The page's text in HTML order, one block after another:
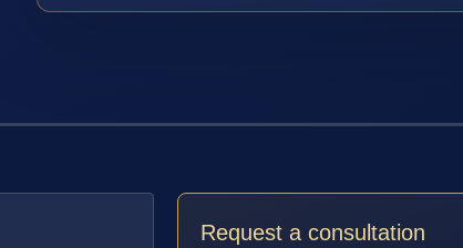
Request a consultation